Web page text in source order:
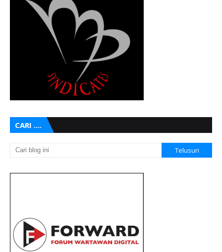
CARI ....